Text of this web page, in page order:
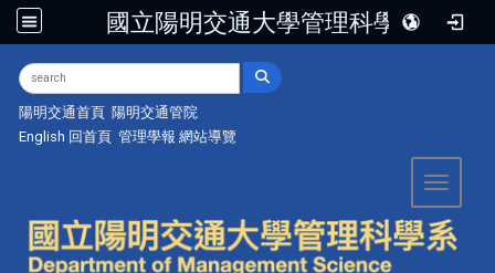
國立陽明交通大學管理科學系
陽明交通首頁 陽明交通管院
English 回首頁 管理學報 網站導覽
Toggle